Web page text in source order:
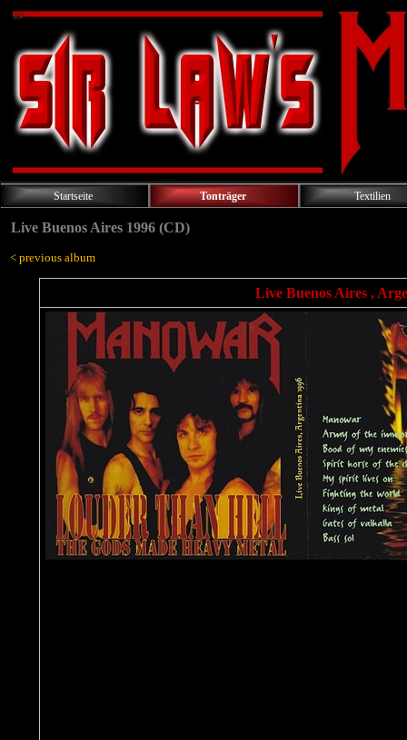
Startseite Tonträger Textilien
Live Buenos Aires 1996 (CD)
< previous album
Live Buenos Aires ,